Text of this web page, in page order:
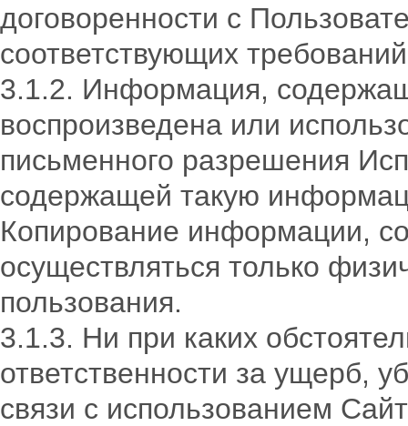
договоренности с
соответствующих
3.1.2. Информация,
воспроизведена или
письменного разрешения
содержащей такую
Копирование информации,
осуществляться только
пользования.
3.1.3. Ни при каких
ответственности за ущерб,
связи с использованием